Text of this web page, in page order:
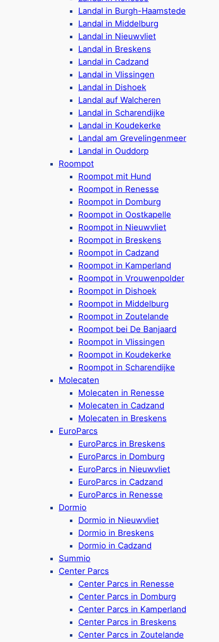
Landal in Burgh-Haamstede
Landal in Middelburg
Landal in Nieuwvliet
Landal in Breskens
Landal in Cadzand
Landal in Vlissingen
Landal in Dishoek
Landal auf Walcheren
Landal in Scharendijke
Landal in Koudekerke
Landal am Grevelingenmeer
Landal in Ouddorp
Roompot
Roompot mit Hund
Roompot in Renesse
Roompot in Domburg
Roompot in Oostkapelle
Roompot in Nieuwvliet
Roompot in Breskens
Roompot in Cadzand
Roompot in Kamperland
Roompot in Vrouwenpolder
Roompot in Dishoek
Roompot in Middelburg
Roompot in Zoutelande
Roompot bei De Banjaard
Roompot in Vlissingen
Roompot in Koudekerke
Roompot in Scharendijke
Molecaten
Molecaten in Renesse
Molecaten in Cadzand
Molecaten in Breskens
EuroParcs
EuroParcs in Breskens
EuroParcs in Domburg
EuroParcs in Nieuwvliet
EuroParcs in Cadzand
EuroParcs in Renesse
Dormio
Dormio in Nieuwvliet
Dormio in Breskens
Dormio in Cadzand
Summio
Center Parcs
Center Parcs in Renesse
Center Parcs in Domburg
Center Parcs in Kamperland
Center Parcs in Breskens
Center Parcs in Zoutelande
Molecaten Park Wijde Blick
Ferienpark inRenesse
Ferienhäuser für 2-6 Personen &
Campingplätze buchbar
Hunde sind in einigen Häusern (bis zu 2) &
auf den Stellplätzen willkommen
Hallenbad mit Planschbecken,Spielplatz
mit Air-Trampolin & mehr
Toll für Kinder: Animationsprogramm:
(während der Ferienzeiten)
Sportplätze (Fußball, Basketball),
Tischtennis & Radverleih vorhanden
Naturwiese mit Schafen, Restaurants &
kleiner Supermarkt
Ca. 3 km bis zum Strand
Google Rezensionen:4,4/5 Sterne
Bewertungen)
Mehr ansehen*
Center Parcs Port Zélande
Ferienpark in Ouddorp, ca. 9 km von
Renesse entfernt
Ferienhäuser, Wohnzelte & Apartements für
2-12 Personen
Hunde sind in einigen Unterkünften
willkommen (bis zu 2 pro Unterkunft)
Viele Aktivitätsmöglichkeiten für kleine &
große Gäste
Aqua Mundo: überdachtes Badeparadies
mit Aquapark
Mit Water Playhouse, Wildwasserbahn &
Turbo-Tunnel
Kids-Safari, Paintball, Spielbereiche,
Streichelzoo & verschiedene Events
Ca. 1,5 km bis zum Strand
Google Rezensionen:4,0/5 Sterne
(14.300+ Bewertungen)
Mehr ansehen*
Camping & Beachresort Julianahoeve